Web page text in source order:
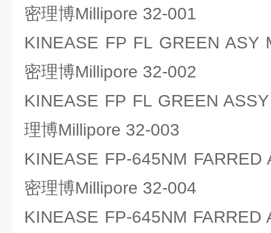
密理博Millipore 32-001
KINEASE FP FL GREEN ASY
密理博Millipore 32-002
KINEASE FP FL GREEN
理博Millipore 32-003
KINEASE FP-645NM
密理博Millipore 32-004
KINEASE FP-645NM FARRED